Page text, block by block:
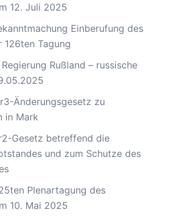
12. Juli 2025
Einberufung des
126ten Tagung
Rußland – russische
Änderungsgesetz zu
in Mark
Gesetz betreffend die
und zum Schutze des
Plenartagung des
10. Mai 2025